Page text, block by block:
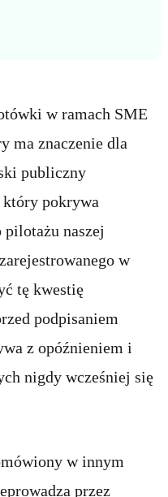
w ramach SME
ma znaczenie dla
publiczny
który pokrywa
naszej
w
tę kwestię
podpisaniem
z opóźnieniem i
nigdy wcześniej się
w innym
przez